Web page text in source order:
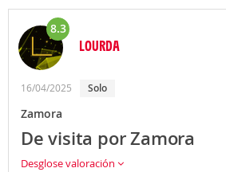
8.3
LOURDA
16/04/2025 Solo
Zamora
De visita por Zamora
Desglose valoración